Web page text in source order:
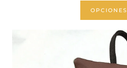
OPCIONES